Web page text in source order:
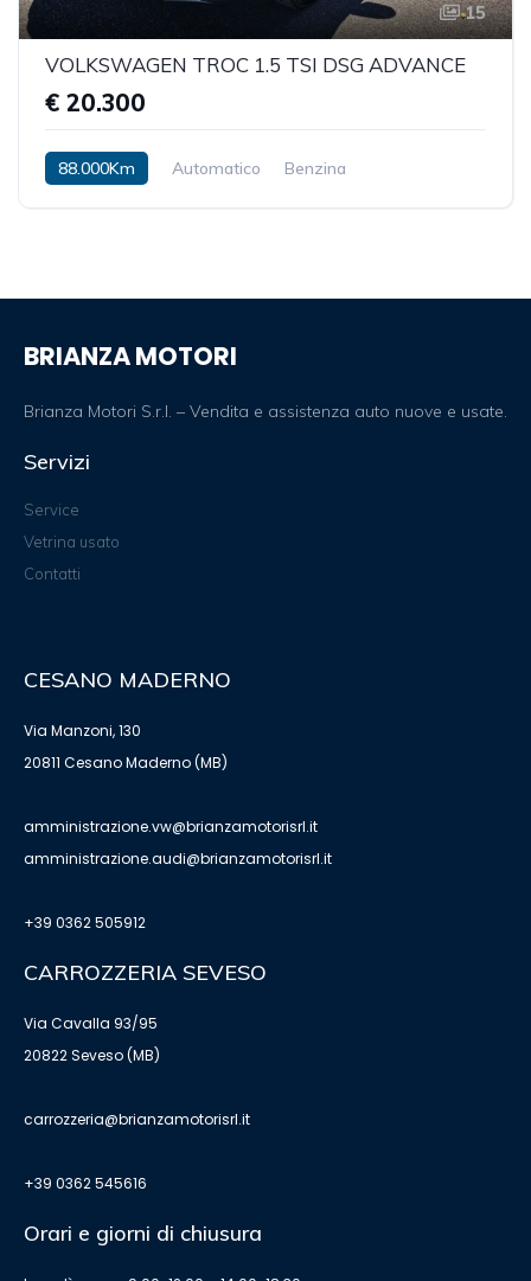
15
VOLKSWAGEN TROC 1.5 TSI DSG ADVANCE
€ 20.300
88.000Km Automatico Benzina
BRIANZA MOTORI
Brianza Motori S.r.l. – Vendita e assistenza auto nuove e usate.
Servizi
Service
Vetrina usato
Contatti
CESANO MADERNO
Via Manzoni, 130
20811 Cesano Maderno (MB)
amministrazione.vw@brianzamotorisrl.it
amministrazione.audi@brianzamotorisrl.it
+39 0362 505912
CARROZZERIA SEVESO
Via Cavalla 93/95
20822 Seveso (MB)
carrozzeria@brianzamotorisrl.it
+39 0362 545616
Orari e giorni di chiusura